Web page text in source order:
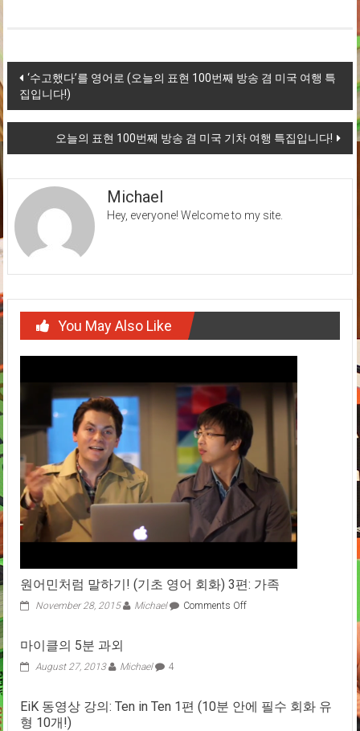
Post
navigation
‘수고했다’를 영어로 (오늘의 표현 100번째 방송 겸 미국 여행 특
집입니다!)
오늘의 표현 100번째 방송 겸 미국 기차 여행 특집입니다!
Michael
Hey, everyone! Welcome to my site.
You May Also Like
원어민처럼 말하기! (기초 영어 회화) 3편: 가족
November 28, 2015 Michael Comments Offon
하
마이클의 5분 과외
August 27, 2013 Michael 4
EiK 동영상 강의: Ten in Ten 1편 (10분 안에 필수 회화 유
형 10개!)